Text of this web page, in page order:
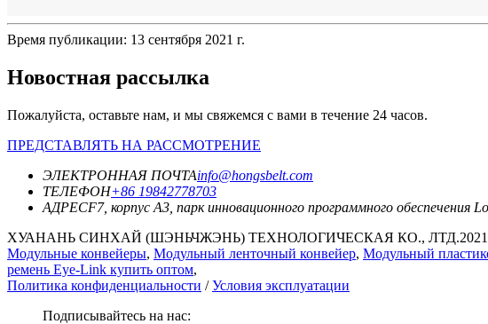
Время публикации: 13 сентября 2021 г.
Новостная рассылка
Пожалуйста, оставьте нам, и мы свяжемся с вами в течение 24 часов.
ПРЕДСТАВЛЯТЬ НА РАССМОТРЕНИЕ
ЭЛЕКТРОННАЯ ПОЧТАinfo@hongsbelt.com
ТЕЛЕФОН+86 19842778703
АДРЕСF7, корпус A3, парк инновационного программного
ХУАНАНЬ СИНХАЙ (ШЭНЬЧЖЭНЬ) ТЕХНОЛОГИЧЕСКАЯ КО., ЛТД.2021.
Модульные конвейеры, Модульный ленточный конвейер, Модульный
ремень Eye-Link купить оптом,
Политика конфиденциальности /Условия эксплуатации
Подписывайтесь на нас: